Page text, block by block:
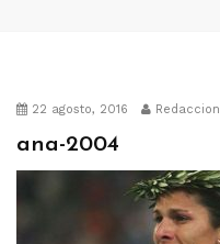
22 agosto, 2016 Redaccion
ana-2004